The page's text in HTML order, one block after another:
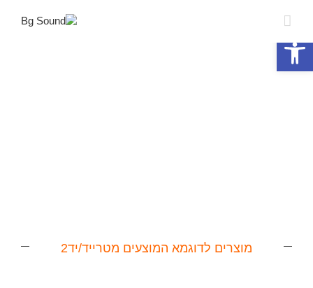
פתח סרגל נגישות
מוצרים לדוגמא המוצעים מטרייד/יד2